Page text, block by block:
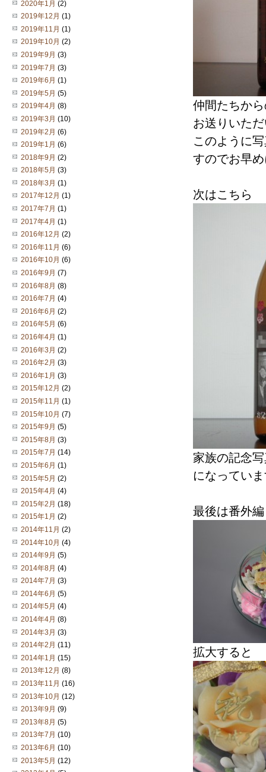
仲間たちか
お送りいた
このように
すのでお早
次はこちら
家族の記念
になってい
最後は番外
拡大すると
2020年1月 (2)
2019年12月 (1)
2019年11月 (1)
2019年10月 (2)
2019年9月 (3)
2019年7月 (3)
2019年6月 (1)
2019年5月 (5)
2019年4月 (8)
2019年3月 (10)
2019年2月 (6)
2019年1月 (6)
2018年9月 (2)
2018年5月 (3)
2018年3月 (1)
2017年12月 (1)
2017年7月 (1)
2017年4月 (1)
2016年12月 (2)
2016年11月 (6)
2016年10月 (6)
2016年9月 (7)
2016年8月 (8)
2016年7月 (4)
2016年6月 (2)
2016年5月 (6)
2016年4月 (1)
2016年3月 (2)
2016年2月 (3)
2016年1月 (3)
2015年12月 (2)
2015年11月 (1)
2015年10月 (7)
2015年9月 (5)
2015年8月 (3)
2015年7月 (14)
2015年6月 (1)
2015年5月 (2)
2015年4月 (4)
2015年2月 (18)
2015年1月 (2)
2014年11月 (2)
2014年10月 (4)
2014年9月 (5)
2014年8月 (4)
2014年7月 (3)
2014年6月 (5)
2014年5月 (4)
2014年4月 (8)
2014年3月 (3)
2014年2月 (11)
2014年1月 (15)
2013年12月 (8)
2013年11月 (16)
2013年10月 (12)
2013年9月 (9)
2013年8月 (5)
2013年7月 (10)
2013年6月 (10)
2013年5月 (12)